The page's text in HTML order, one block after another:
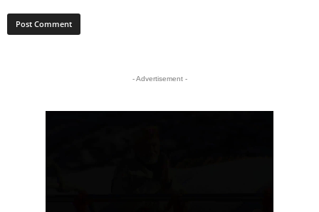
- Advertisement -